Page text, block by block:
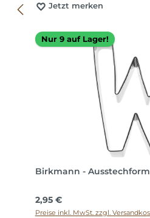
Jetzt merken
Nur 9 auf Lager!
Birkmann -
Regulärer Preis:
2,95 €
Preise inkl. MwSt. zzgl.